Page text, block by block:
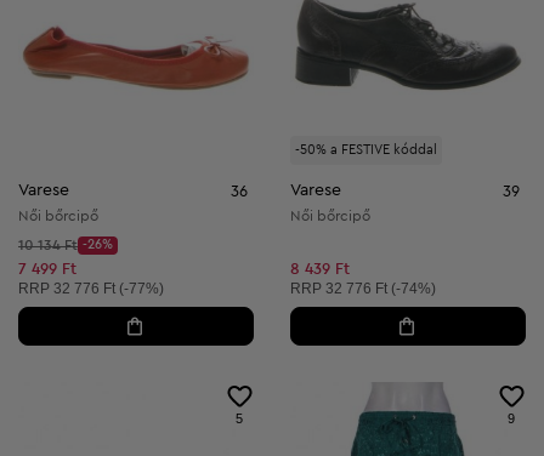
Varese 36
Női bőrcipő
Kezdő ár:
10 134 Ft
Discount Price:
-26%
Csökkentett ár:
7 499 Ft
Ajánlott ár:
RRP 32 776 Ft (-77%)
-50% a FESTIVE kóddal
Varese 39
Női bőrcipő
8 439 Ft
Ajánlott ár:
RRP 32 776 Ft (-74%)
5 9